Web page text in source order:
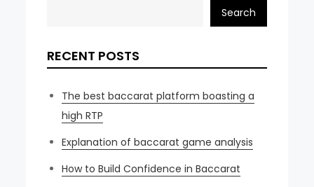
Search
RECENT POSTS
The best baccarat platform boasting a
high RTP
Explanation of baccarat game analysis
How to Build Confidence in Baccarat